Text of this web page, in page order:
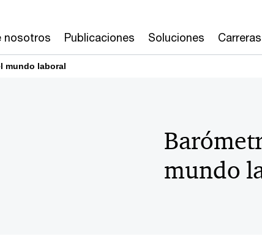
nosotros Publicaciones Soluciones Carreras
mundo laboral
mundo